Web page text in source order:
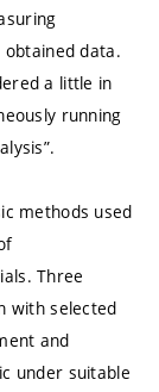
data.
a little in
running
methods used
Three
with selected
and
under suitable